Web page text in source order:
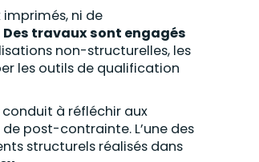
ni de
Des travaux sont engagés
non-structurelles, les
les outils de qualification
conduit à réfléchir aux
post-contrainte. L’une des
structurels réalisés dans